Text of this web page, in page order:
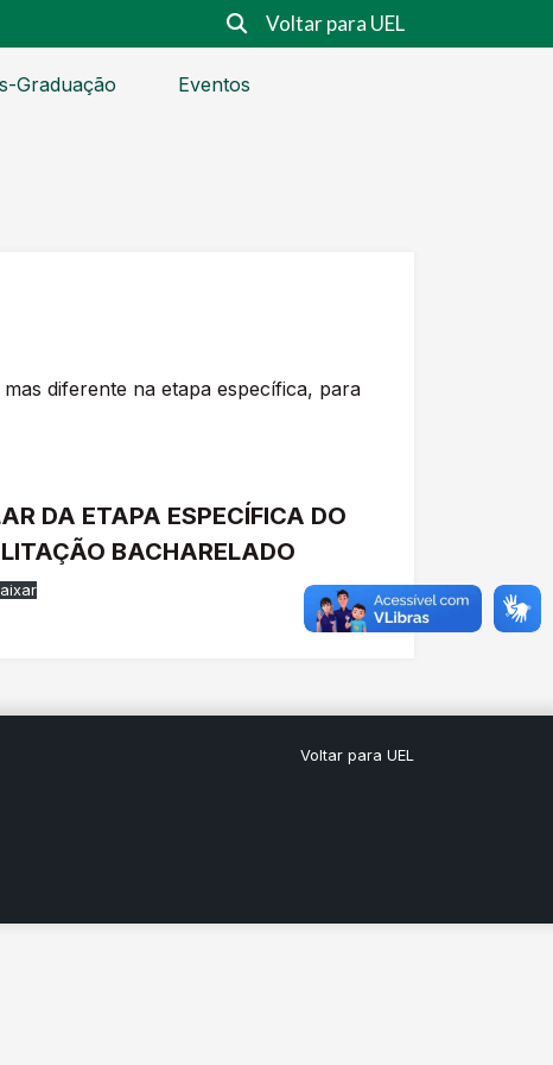
Voltar para UEL
Graduação Eventos
diferente na etapa específica, para
DA ETAPA ESPECÍFICA DO
BACHARELADO
Voltar para UEL